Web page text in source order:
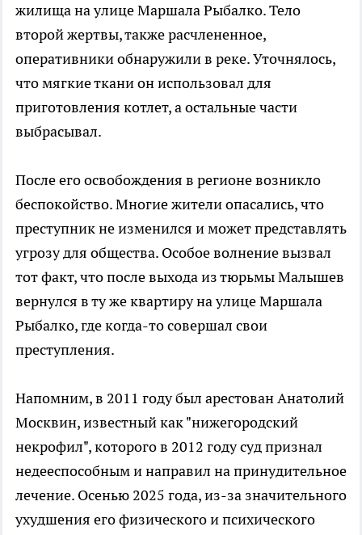
жилища на улице Маршала Рыбалко. Тело
второй жертвы, также расчлененное,
оперативники обнаружили в реке. Уточнялось,
что мягкие ткани он использовал для
приготовления котлет, а остальные части
выбрасывал.
После его освобождения в регионе возникло
беспокойство. Многие жители опасались, что
преступник не изменился и может представлять
угрозу для общества. Особое волнение вызвал
тот факт, что после выхода из тюрьмы Малышев
вернулся в ту же квартиру на улице Маршала
Рыбалко, где когда-то совершал свои
преступления.
Напомним, в 2011 году был арестован Анатолий
Москвин, известный как "нижегородский
некрофил", которого в 2012 году суд признал
недееспособным и направил на принудительное
лечение. Осенью 2025 года, из-за значительного
ухудшения его физического и психического